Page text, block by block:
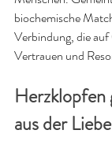
biochemische
Verbindung, die
Vertrauen und
Herzklopfen
aus der